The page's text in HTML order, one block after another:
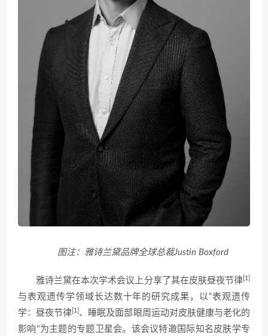
图注：雅诗兰黛品牌全球总裁Justin Boxford
雅诗兰黛在本次学术会议上分享了其在皮肤昼夜节律 [1]
与表观遗传学领域长达数十年的研究成果，以“表观遗传
学：昼夜节律 [1] 、睡眠及面部眼周运动对皮肤健康与老化的
影响"为主题的专题卫星会。该会议特邀国际知名皮肤学专